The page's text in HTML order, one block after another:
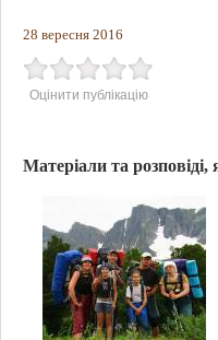
28 вересня 2016
Оцінити публікацію
Матеріали та розповіді,